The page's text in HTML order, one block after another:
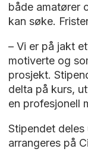
både amatører
kan søke.
– Vi er på jakt
motiverte og
prosjekt.
delta på kurs,
en profesjonell
Stipendet
arrangeres på